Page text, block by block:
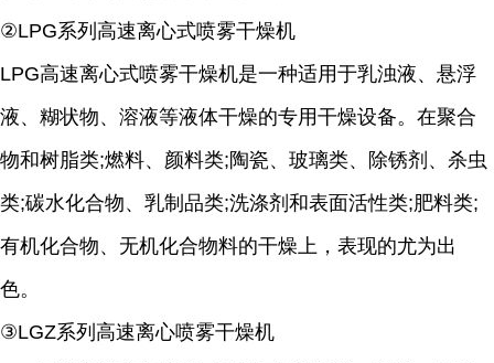
②LPG系列高速离心式喷雾干燥机
LPG高速离心式喷雾干燥机是一种适用于乳浊液、悬浮
液、糊状物、溶液等液体干燥的专用干燥设备。在聚合
物和树脂类;燃料、颜料类;陶瓷、玻璃类、除锈剂、杀虫
类;碳水化合物、乳制品类;洗涤剂和表面活性类;肥料类;
有机化合物、无机化合物料的干燥上，表现的尤为出
色。
③LGZ系列高速离心喷雾干燥机